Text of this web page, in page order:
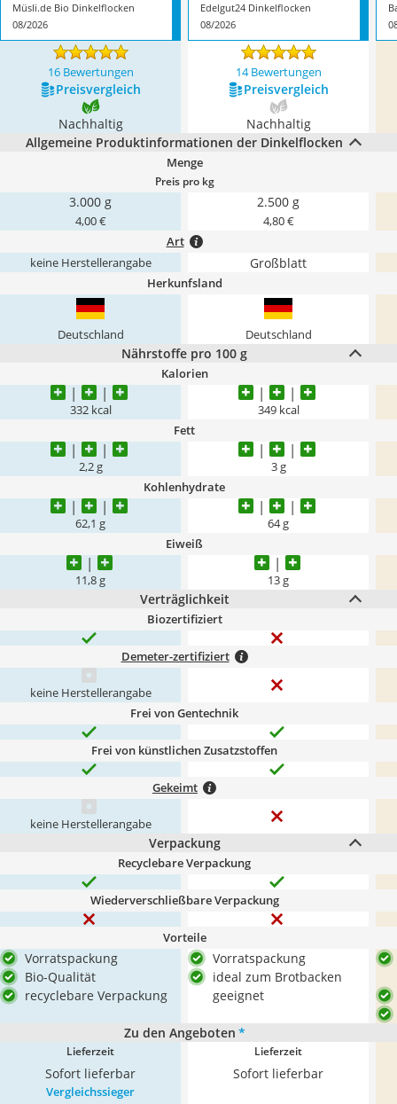
Müsli.de Bio Dinkelflocken
08/2026
Edelgut24 Dinkelflocken
08/2026
16 Bewertungen 14 Bewertungen
Preis­vergleich Preis­vergleich
Nachhaltig
Nachhaltig
Allgemeine Produktinformationen der Dinkelflocken
Menge
Preis pro kg
3.000 g
4,00 €
2.500 g
4,80 €
Art
keine Herstellerangabe Großblatt
Herkunfsland
Deutschland Deutschland
Nährstoffe pro 100 g
Kalorien
332 kcal 349 kcal
Fett
2,2 g 3 g
Kohlenhydrate
62,1 g 64 g
Eiweiß
11,8 g 13 g
Verträglichkeit
Biozertifiziert
Demeter-zertifiziert
keine Herstellerangabe
Frei von Gentechnik
Frei von künstlichen Zusatzstoffen
Gekeimt
keine Herstellerangabe
Verpackung
Recyclebare Verpackung
Wiederverschließbare Verpackung
Vorteile
Vorratspackung
Bio-Qualität
recyclebare Verpackung
Vorratspackung
ideal zum Brotbacken
geeignet
Zu den Angeboten *
Lieferzeit
Sofort lieferbar
Lieferzeit
Sofort lieferbar
Vergleichssieger